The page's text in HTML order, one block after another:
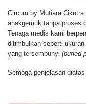
Circum by Mutiara
anakgemuk tanpa proses
Tenaga medis kami
ditimbulkan seperti
yang tersembunyi (buried
Semoga penjelasan